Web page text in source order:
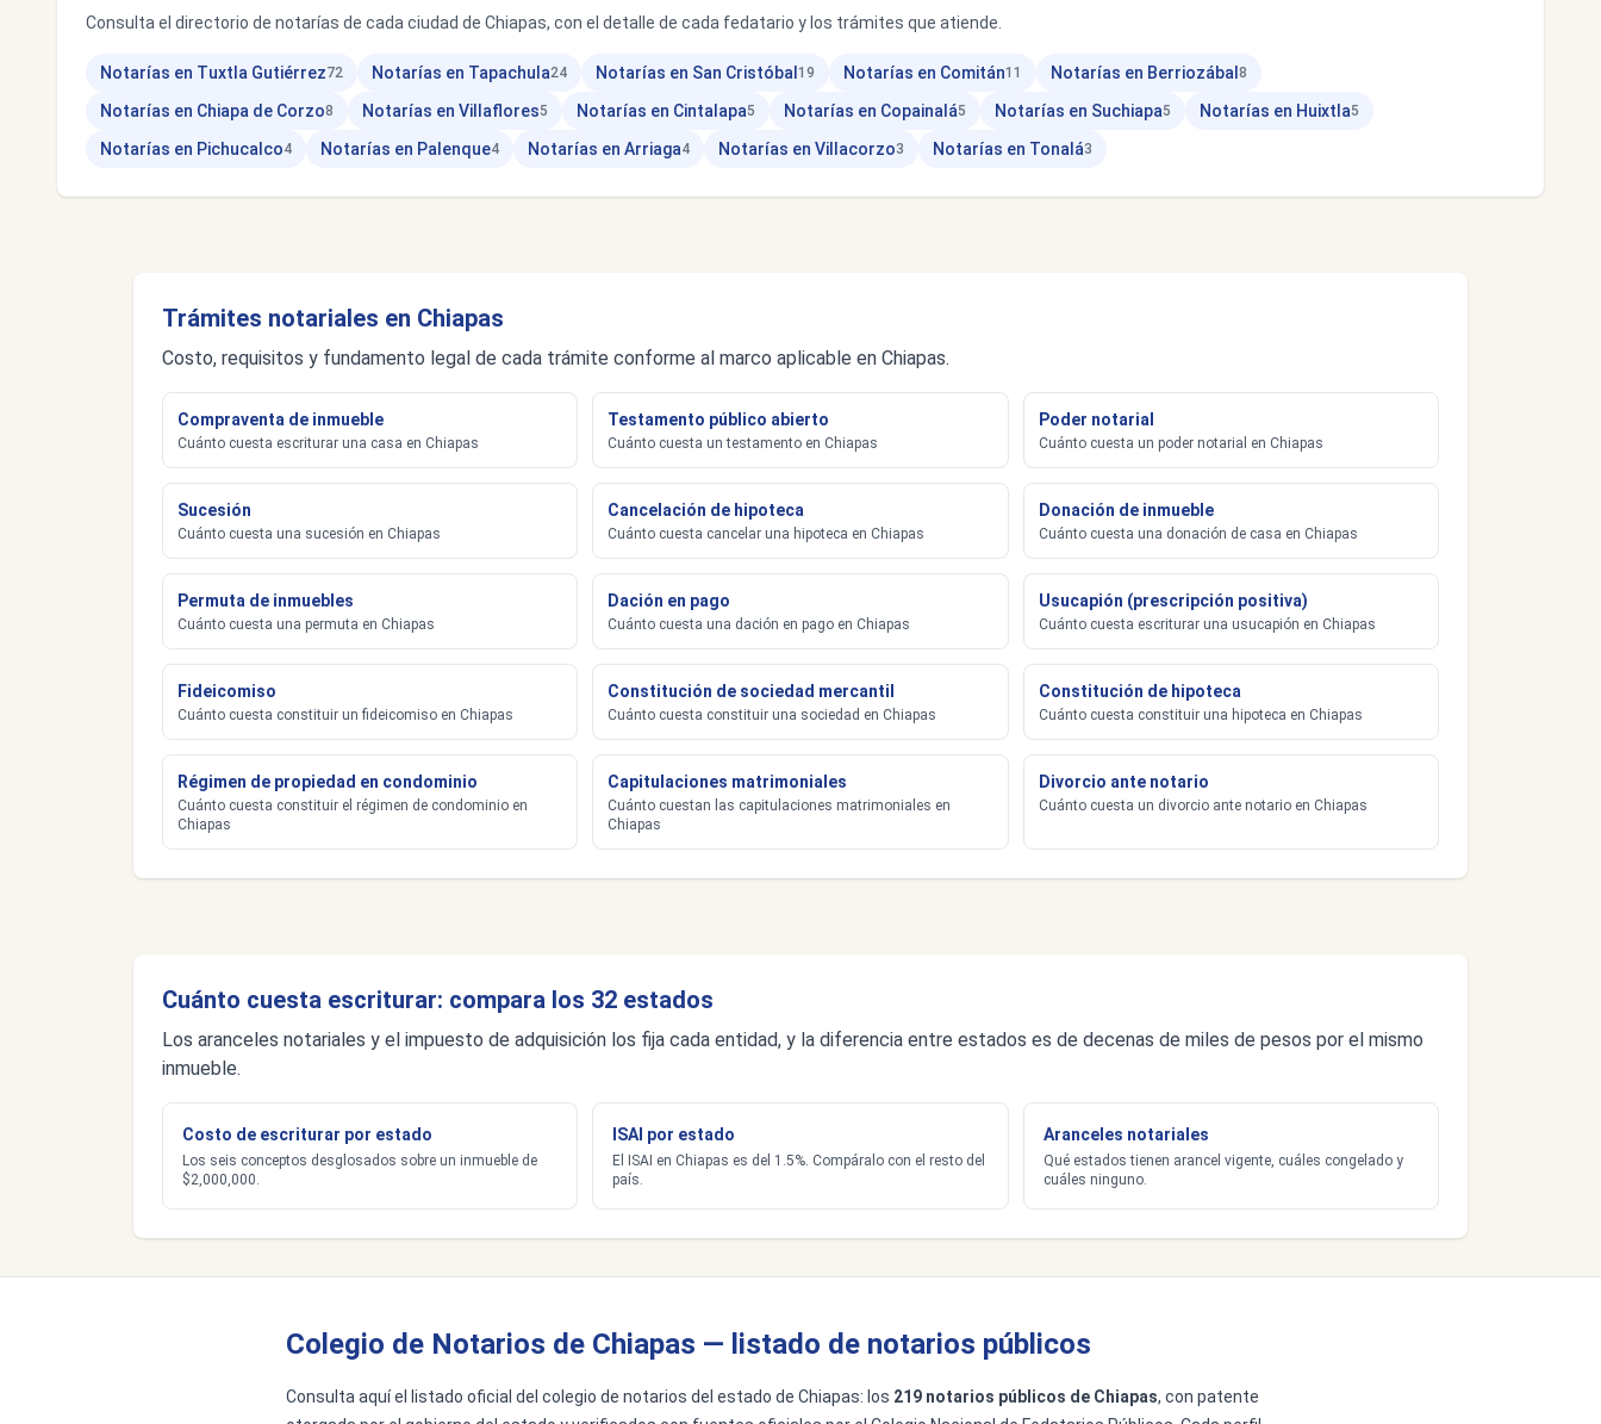
Consulta el directorio de notarías de cada ciudad de Chiapas, con el detalle de cada fedatario y los trámites que atiende.
Notarías en Tuxtla Gutiérrez72 Notarías en Tapachula24 Notarías en San Cristóbal 19 Notarías en Comitán11 Notarías en Berriozábal 8
Notarías en Chiapa de Corzo8 Notarías en Villaflores5 Notarías en Cintalapa5 Notarías en Copainalá5 Notarías en Suchiapa5 Notarías en Huixtla5
Notarías en Pichucalco4 Notarías en Palenque4 Notarías en Arriaga4 Notarías en Villacorzo3 Notarías en Tonalá3
Trámites notariales en Chiapas
Costo, requisitos y fundamento legal de cada trámite conforme al marco aplicable en Chiapas.
Compraventa de inmueble
Cuánto cuesta escriturar una casa en Chiapas
Testamento público abierto
Cuánto cuesta un testamento en Chiapas
Poder notarial
Cuánto cuesta un poder notarial en Chiapas
Sucesión
Cuánto cuesta una sucesión en Chiapas
Cancelación de hipoteca
Cuánto cuesta cancelar una hipoteca en Chiapas
Donación de inmueble
Cuánto cuesta una donación de casa en Chiapas
Permuta de inmuebles
Cuánto cuesta una permuta en Chiapas
Dación en pago
Cuánto cuesta una dación en pago en Chiapas
Usucapión (prescripción positiva)
Cuánto cuesta escriturar una usucapión en Chiapas
Fideicomiso
Cuánto cuesta constituir un fideicomiso en Chiapas
Constitución de sociedad mercantil
Cuánto cuesta constituir una sociedad en Chiapas
Constitución de hipoteca
Cuánto cuesta constituir una hipoteca en Chiapas
Régimen de propiedad en condominio
Cuánto cuesta constituir el régimen de condominio en
Chiapas
Capitulaciones matrimoniales
Cuánto cuestan las capitulaciones matrimoniales en
Chiapas
Divorcio ante notario
Cuánto cuesta un divorcio ante notario en Chiapas
Cuánto cuesta escriturar: compara los 32 estados
Los aranceles notariales y el impuesto de adquisición los fija cada entidad, y la diferencia entre estados es de decenas de miles de pesos por el mismo
inmueble.
Costo de escriturar por estado
Los seis conceptos desglosados sobre un inmueble de
$2,000,000.
ISAI por estado
El ISAI en Chiapas es del 1.5%. Compáralo con el resto del
país.
Aranceles notariales
Qué estados tienen arancel vigente, cuáles congelado y
cuáles ninguno.
Colegio de Notarios de Chiapas — listado de notarios públicos
Consulta aquí el listado oficial del colegio de notarios del estado de Chiapas: los 219 notarios públicos de Chiapas, con patente